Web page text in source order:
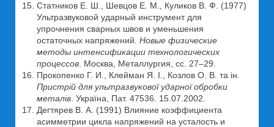
Статников Е. Ш., Шевцов Е. М., Куликов В. Ф. (1977)
Ультразвуковой ударный инструмент для
упрочнения сварных швов и уменьшения
остаточных напряжений . Новые физические
методы интенсификации технологических
процессов . Москва, Металлургия, сс. 27–29.
Прокопенко Г. И., Клейман Я. І., Козлов О. В. та ін.
Пристрій для ультразвукової ударної обробки
металів . Україна, Пат. 47536. 15.07.2002.
Дегтярев В. А. (1991) Влияние коэффициента
асимметрии цикла напряжений на усталость и